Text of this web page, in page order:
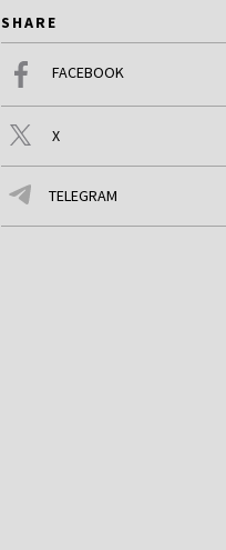
SHARE
FACEBOOK
X
TELEGRAM